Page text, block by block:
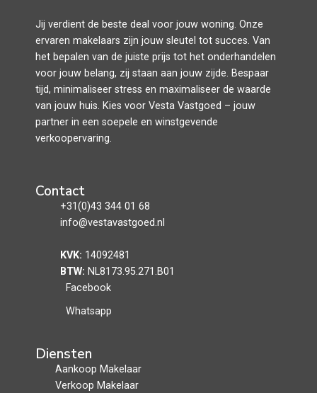
Jij verdient de beste deal voor jouw woning. Onze
ervaren makelaars zijn jouw sleutel tot succes. Van
het bepalen van de juiste prijs tot het onderhandelen
voor jouw belang, zij staan aan jouw zijde. Bespaar
tijd, minimaliseer stress en maximaliseer de waarde
van jouw huis. Kies voor Vesta Vastgoed – jouw
partner in een soepele en winstgevende
verkoopervaring.
Contact
+31(0)43 344 01 68
info@vestavastgoed.nl
KVK: 14092481
BTW: NL8173.95.271.B01
Facebook
Whatsapp
Diensten
Aankoop Makelaar
Verkoop Makelaar